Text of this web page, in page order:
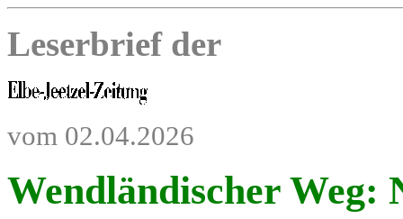
Leserbrief der
vom 02.04.2026
Wendländischer Weg: